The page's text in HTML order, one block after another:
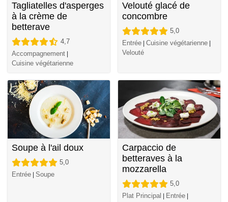
Tagliatelles d'asperges
à la crème de
betterave
4,7
Accompagnement
Cuisine végétarienne
Velouté glacé de
concombre
5,0
Entrée Cuisine végétarienne
Velouté
Soupe à l'ail doux
5,0
Entrée Soupe
Carpaccio de
betteraves à la
mozzarella
5,0
Plat Principal
Entrée